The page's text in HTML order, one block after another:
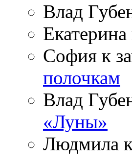
Влад
Екатерина
София к
полочкам
Влад
«Луны»
Людмила